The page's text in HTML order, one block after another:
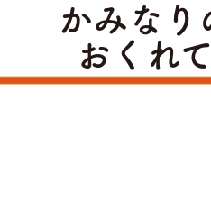
かみなり
おくれ